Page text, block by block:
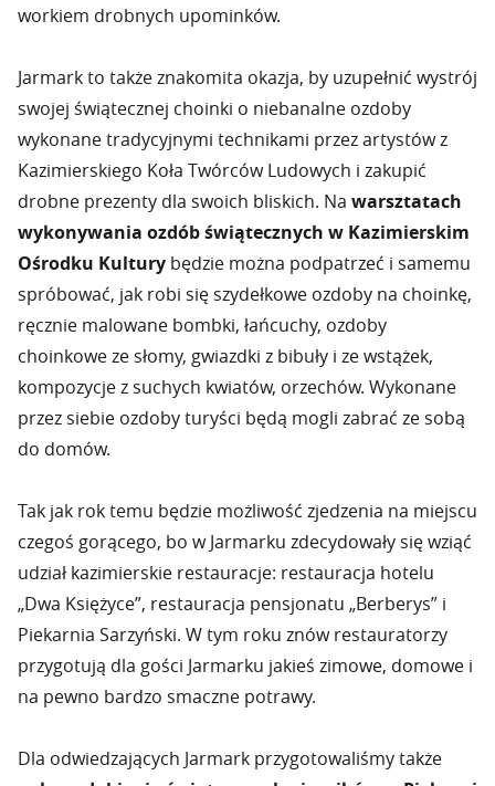
workiem drobnych upominków.
Jarmark to także znakomita okazja, by uzupełnić wystrój
swojej świątecznej choinki o niebanalne ozdoby
wykonane tradycyjnymi technikami przez artystów z
Kazimierskiego Koła Twórców Ludowych i zakupić
drobne prezenty dla swoich bliskich. Na warsztatach
wykonywania ozdób świątecznych w Kazimierskim
Ośrodku Kultury będzie można podpatrzeć i samemu
spróbować, jak robi się szydełkowe ozdoby na choinkę,
ręcznie malowane bombki, łańcuchy, ozdoby
choinkowe ze słomy, gwiazdki z bibuły i ze wstążek,
kompozycje z suchych kwiatów, orzechów. Wykonane
przez siebie ozdoby turyści będą mogli zabrać ze sobą
do domów.
Tak jak rok temu będzie możliwość zjedzenia na miejscu
czegoś gorącego, bo w Jarmarku zdecydowały się wziąć
udział kazimierskie restauracje: restauracja hotelu
„Dwa Księżyce”, restauracja pensjonatu „Berberys” i
Piekarnia Sarzyński. W tym roku znów restauratorzy
przygotują dla gości Jarmarku jakieś zimowe, domowe i
na pewno bardzo smaczne potrawy.
Dla odwiedzających Jarmark przygotowaliśmy także